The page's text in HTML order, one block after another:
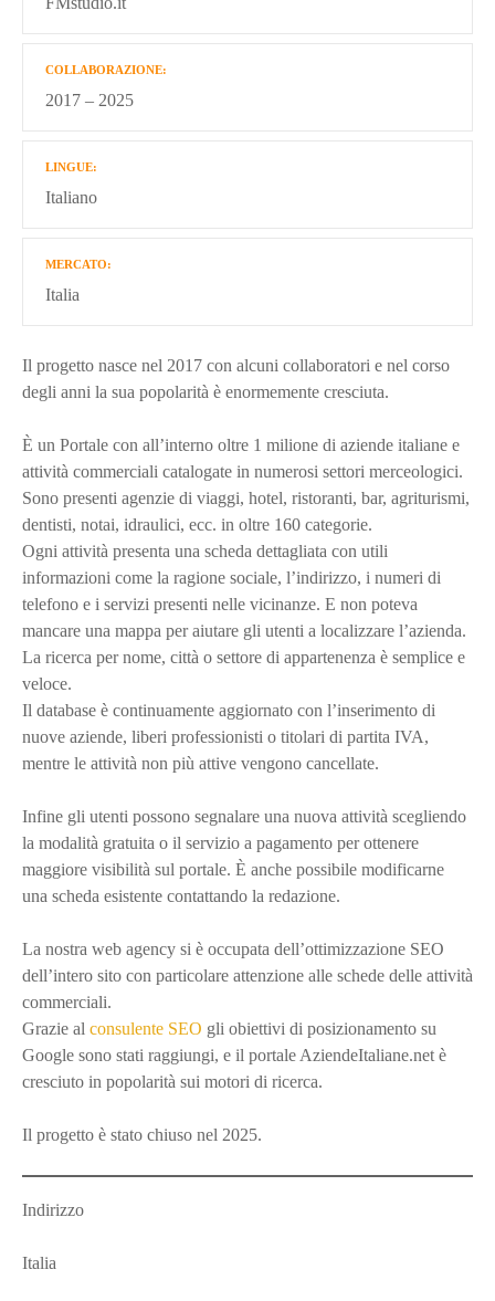
COLLABORAZIONE
2017 – 2025
LINGUE
Italiano
MERCATO
Italia
Il progetto nasce nel 2017 con alcuni collaboratori e nel corso
degli anni la sua popolarità è enormemente cresciuta.
È un Portale con all’interno oltre 1 milione di aziende italiane e
attività commerciali catalogate in numerosi settori merceologici.
Sono presenti agenzie di viaggi, hotel, ristoranti, bar, agriturismi,
dentisti, notai, idraulici, ecc. in oltre 160 categorie.
Ogni attività presenta una scheda dettagliata con utili
informazioni come la ragione sociale, l’indirizzo, i numeri di
telefono e i servizi presenti nelle vicinanze. E non poteva
mancare una mappa per aiutare gli utenti a localizzare l’azienda.
La ricerca per nome, città o settore di appartenenza è semplice e
veloce.
Il database è continuamente aggiornato con l’inserimento di
nuove aziende, liberi professionisti o titolari di partita IVA,
mentre le attività non più attive vengono cancellate.
Infine gli utenti possono segnalare una nuova attività scegliendo
la modalità gratuita o il servizio a pagamento per ottenere
maggiore visibilità sul portale. È anche possibile modificarne
una scheda esistente contattando la redazione.
La nostra web agency si è occupata dell’ottimizzazione SEO
dell’intero sito con particolare attenzione alle schede delle attività
commerciali.
Grazie al consulente SEO gli obiettivi di posizionamento su
Google sono stati raggiungi, e il portale AziendeItaliane.net è
cresciuto in popolarità sui motori di ricerca.
Il progetto è stato chiuso nel 2025.
Indirizzo
Italia